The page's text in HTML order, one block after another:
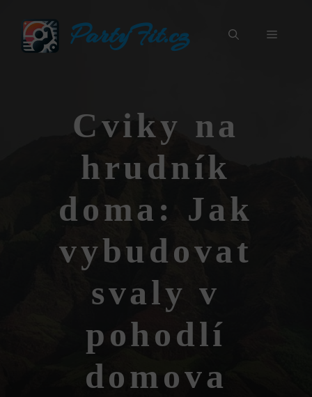
obsah
PartyFit.cz Menu
Cviky na
hrudník
doma: Jak
vybudovat
svaly v
pohodlí
domova